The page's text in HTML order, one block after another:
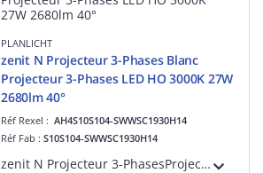
PLANLICHT
zenit N Projecteur 3-Phases Blanc
Projecteur 3-Phases LED HO 3000K 27W
2680lm 40°
Réf Rexel : AH4S10S104-SWWSC1930H14
Réf Fab : S10S104-SWWSC1930H14
zenit N Projecteur 3-PhasesProjecteur 3-Phases LED HO 3000K 27W 2680lm 40°